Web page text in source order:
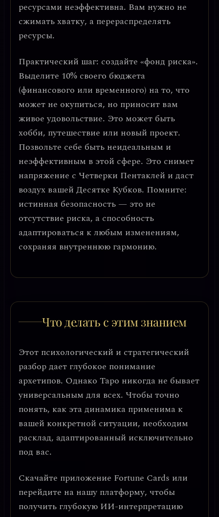
ресурсами неэффективна. Вам нужно не
сжимать хватку, а перераспределять
ресурсы.
Практический шаг: создайте «фонд риска».
Выделите 10% своего бюджета
(финансового или временного) на то, что
может не окупиться, но приносит вам
живое удовольствие. Это может быть
хобби, путешествие или новый проект.
Позвольте себе быть неидеальным и
неэффективным в этой сфере. Это снимет
напряжение с Четверки Пентаклей и даст
воздух вашей Десятке Кубков. Помните:
истинная безопасность — это не
отсутствие риска, а способность
адаптироваться к любым изменениям,
сохраняя внутреннюю гармонию.
Что делать с этим знанием
Этот психологический и стратегический
разбор дает глубокое понимание
архетипов. Однако Таро никогда не бывает
универсальным для всех. Чтобы точно
понять, как эта динамика применима к
вашей конкретной ситуации, необходим
расклад, адаптированный исключительно
под вас.
Скачайте приложение Fortune Cards или
перейдите на нашу платформу, чтобы
получить глубокую ИИ-интерпретацию